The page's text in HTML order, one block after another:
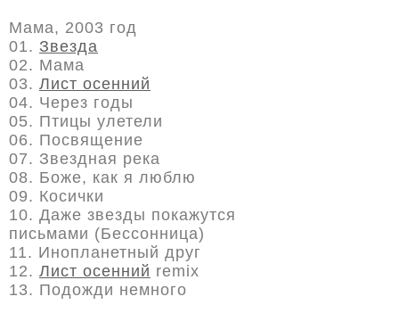
Мама, 2003 год
01. Звезда
02. Мама
03. Лист осенний
04. Через годы
05. Птицы улетели
06. Посвящение
07. Звездная река
08. Боже, как я люблю
09. Косички
10. Даже звезды покажутся
письмами (Бессонница)
11. Инопланетный друг
12. Лист осенний remix
13. Подожди немного